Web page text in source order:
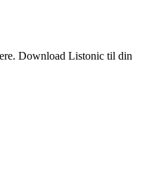
Download Listonic til din